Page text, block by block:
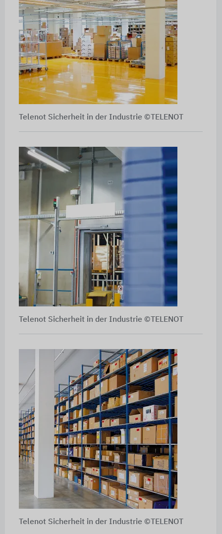
Telenot Sicherheit in der Industrie ©TELENOT
Telenot Sicherheit in der Industrie ©TELENOT
Telenot Sicherheit in der Industrie ©TELENOT